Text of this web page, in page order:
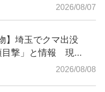
2026/08/07
】埼玉でクマ出没
撃」と情報 現...
2026/08/08